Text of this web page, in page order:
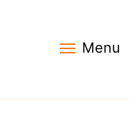
Menu